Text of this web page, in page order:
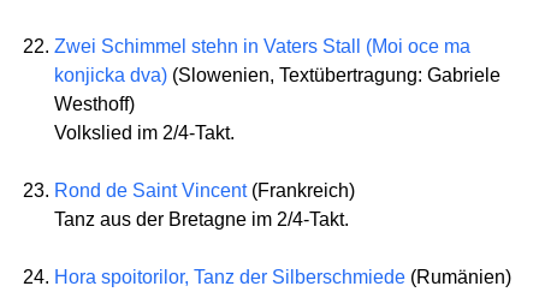
Zwei Schimmel stehn in Vaters Stall (Moi oce ma
konjicka dva) (Slowenien, Textübertragung: Gabriele
Westhoff)
Volkslied im 2/4-Takt.
Rond de Saint Vincent(Frankreich)
Tanz aus der Bretagne im 2/4-Takt.
Hora spoitorilor, Tanz der Silberschmiede (Rumänien)